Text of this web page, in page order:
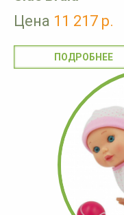
Цена 11 217 р.
ПОДРОБНЕЕ